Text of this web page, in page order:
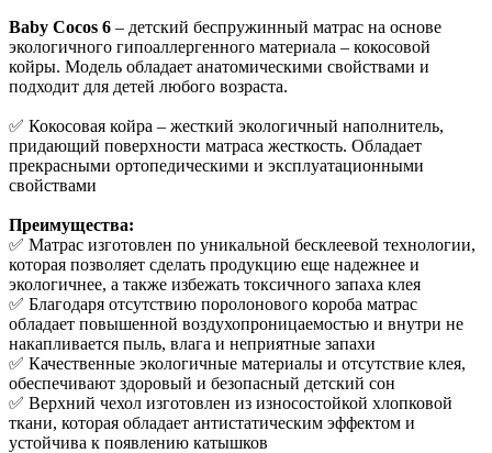
Baby Cocos 6 – детский беспружинный матрас на основе
экологичного гипоаллергенного материала – кокосовой
койры. Модель обладает анатомическими свойствами и
подходит для детей любого возраста.
✅ Кокосовая койра – жесткий экологичный наполнитель,
придающий поверхности матраса жесткость. Обладает
прекрасными ортопедическими и эксплуатационными
свойствами
Преимущества:
✅ Матрас изготовлен по уникальной бесклеевой технологии,
которая позволяет сделать продукцию еще надежнее и
экологичнее, а также избежать токсичного запаха клея
✅ Благодаря отсутствию поролонового короба матрас
обладает повышенной воздухопроницаемостью и внутри не
накапливается пыль, влага и неприятные запахи
✅ Качественные экологичные материалы и отсутствие клея,
обеспечивают здоровый и безопасный детский сон
✅ Верхний чехол изготовлен из износостойкой хлопковой
ткани, которая обладает антистатическим эффектом и
устойчива к появлению катышков